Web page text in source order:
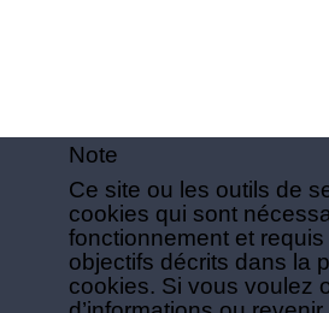
Note
Ce site ou les outils de
cookies qui sont
fonctionnement et
objectifs décrits dans la
cookies. Si vous voulez